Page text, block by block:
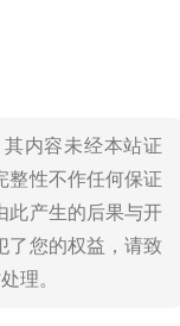
内容未经本站证
整性不作任何保证
此产生的后果与开
了您的权益，请致
理。